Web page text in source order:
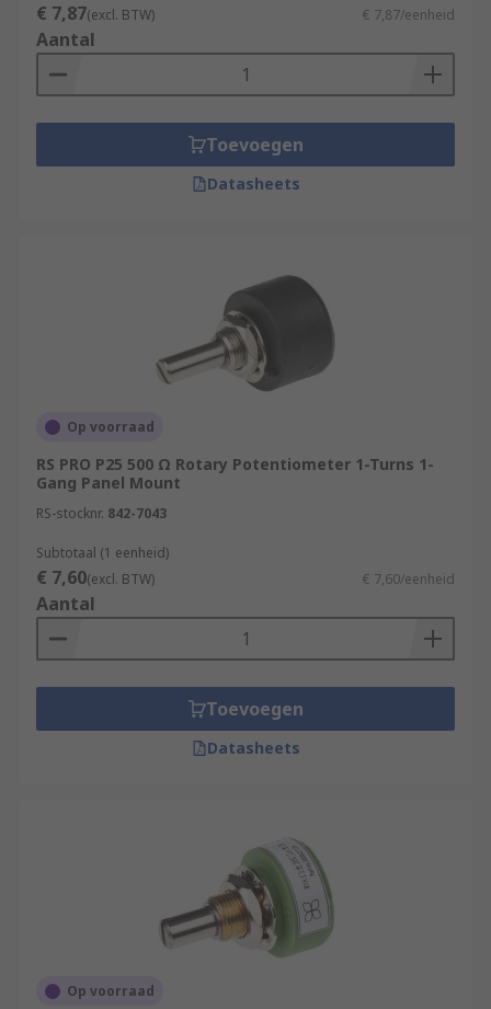
€ 7,87(excl. BTW) € 7,87/eenheid
Aantal
Toevoegen
Datasheets
Op voorraad
RS PRO P25 500 Ω Rotary Potentiometer 1-Turns 1-
Gang Panel Mount
RS-stocknr. 842-7043
Subtotaal (1 eenheid)
€ 7,60(excl. BTW) € 7,60/eenheid
Aantal
Toevoegen
Datasheets
Op voorraad